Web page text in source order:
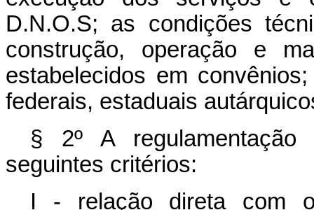
D.N.O.S; as condições
construção, operação e
estabelecidos em
federais, estaduais
§ 2º A regulamentação
seguintes critérios:
I - relação direta com